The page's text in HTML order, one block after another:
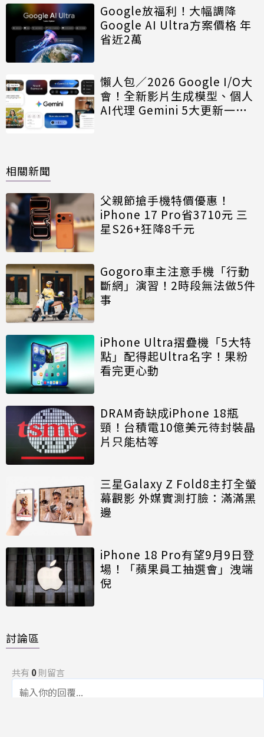
Google放福利！大幅調降
Google AI Ultra方案價格 年
省近2萬
懶人包／2026 Google I/O大
會！全新影片生成模型、個人
AI代理 Gemini 5大更新一次
相關新聞
父親節搶手機特價優惠！
iPhone 17 Pro省3710元 三
星S26+狂降8千元
Gogoro車主注意手機「行動
斷網」演習！2時段無法做5件
事
iPhone Ultra摺疊機「5大特
點」配得起Ultra名字！果粉
看完更心動
DRAM奇缺成iPhone 18瓶
頸！台積電10億美元待封裝晶
片只能枯等
三星Galaxy Z Fold8主打全螢
幕觀影 外媒實測打臉：滿滿黑
邊
iPhone 18 Pro有望9月9日登
場！「蘋果員工抽選會」洩端
倪
討論區
共有 0則留言